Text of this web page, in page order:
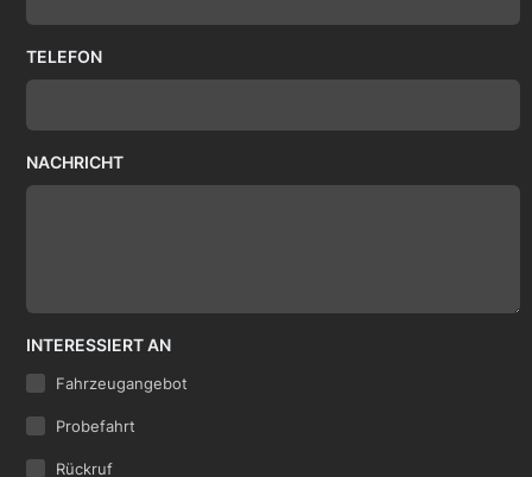
TELEFON
NACHRICHT
INTERESSIERT AN
Fahrzeugangebot
Probefahrt
Rückruf